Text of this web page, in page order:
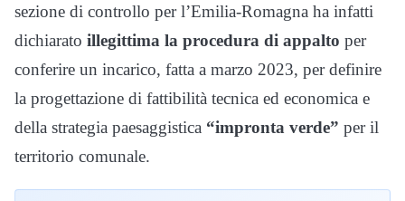
sezione di controllo per l’Emilia-Romagna ha infatti
dichiarato illegittima la procedura di appalto per
conferire un incarico, fatta a marzo 2023, per definire
la progettazione di fattibilità tecnica ed economica e
della strategia paesaggistica “impronta verde” per il
territorio comunale.